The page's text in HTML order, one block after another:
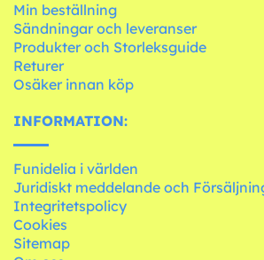
Min beställning
Sändningar och leveranser
Produkter och Storleksguide
Returer
Osäker innan köp
INFORMATION:
Funidelia i världen
Juridiskt meddelande och
Integritetspolicy
Cookies
Sitemap